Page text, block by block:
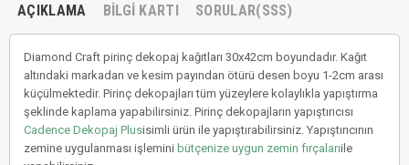
AÇIKLAMA BILGI KARTI SORULAR(SSS)
Diamond Craft pirinç dekopaj kağıtları 30x42cm boyundadır. Kağıt
altındaki markadan ve kesim payından ötürü desen boyu 1-2cm arası
küçülmektedir. Pirinç dekopajları tüm yüzeylere kolaylıkla yapıştırma
şeklinde kaplama yapabilirsiniz. Pirinç dekopajların yapıştırıcısı
Cadence Dekopaj Plusisimli ürün ile yapıştırabilirsiniz. Yapıştırıcının
zemine uygulanması işlemini bütçenize uygun zemin fırçalarıile